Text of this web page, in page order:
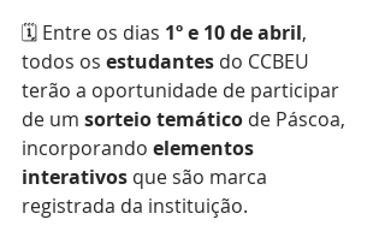
🗓️ Entre os dias 1º e 10 de abril,
todos os estudantes do CCBEU
terão a oportunidade de participar
de um sorteio temático de Páscoa,
incorporando elementos
interativos que são marca
registrada da instituição.